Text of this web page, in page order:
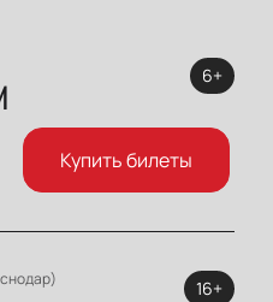
6+
Купить билеты
16+